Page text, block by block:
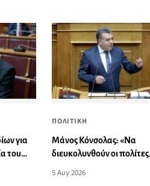
για
του
ΠΟΛΙΤΙΚΗ
Μάνος Κόνσολας: «Να
διευκολυνθούν οι πολίτες
ταυτότητες σε ισχύ στην
5 Αυγ 2026